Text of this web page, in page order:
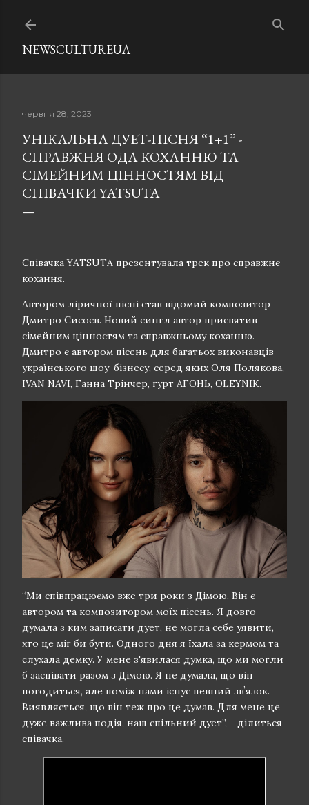
NEWSCULTUREUA
червня 28, 2023
УНІКАЛЬНА ДУЕТ-ПІСНЯ “1+1” -
СПРАВЖНЯ ОДА КОХАННЮ ТА
СІМЕЙНИМ ЦІННОСТЯМ ВІД
СПІВАЧКИ YATSUTA
Співачка YATSUTA презентувала трек про справжнє
кохання.
Автором ліричної пісні став відомий композитор
Дмитро Сисоєв. Новий сингл автор присвятив
сімейним цінностям та справжньому коханню.
Дмитро є автором пісень для багатьох виконавців
українського шоу-бізнесу, серед яких Оля Полякова,
IVAN NAVI, Ганна Трінчер, гурт АГОНЬ, OLEYNIK.
“Ми співпрацюємо вже три роки з Дімою. Він є
автором та композитором моїх пісень. Я довго
думала з ким записати дует, не могла себе уявити,
хто це міг би бути. Одного дня я їхала за кермом та
слухала демку. У мене з'явилася думка, що ми могли
б заспівати разом з Дімою. Я не думала, що він
погодиться, але поміж нами існує певний звʼязок.
Виявляється, що він теж про це думав. Для мене це
дуже важлива подія, наш спільний дует”, - ділиться
співачка.